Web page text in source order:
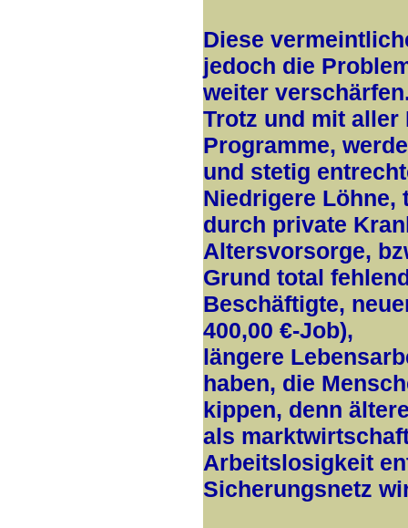
Diese
jedoch die
weiter
Trotz und mit aller
Programme,
und stetig
Niedrigere Löhne,
durch private
Altersvorsorge,
Grund total
Beschäftigte,
400,00 €-Job),
längere
haben, die
kippen, denn
als
Arbeitslosigkeit
Sicherungsnetz